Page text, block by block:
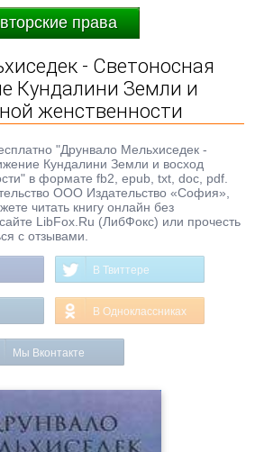
права
- Светоносная
Кундалини Земли и
женственности
"Друнвало Мельхиседек -
Кундалини Земли и восход
в формате fb2, epub, txt, doc, pdf.
ООО Издательство «София»,
читать книгу онлайн без
LibFox.Ru (ЛибФокс) или прочесть
с отзывами.
В Твиттере
В Одноклассниках
Мы Вконтакте